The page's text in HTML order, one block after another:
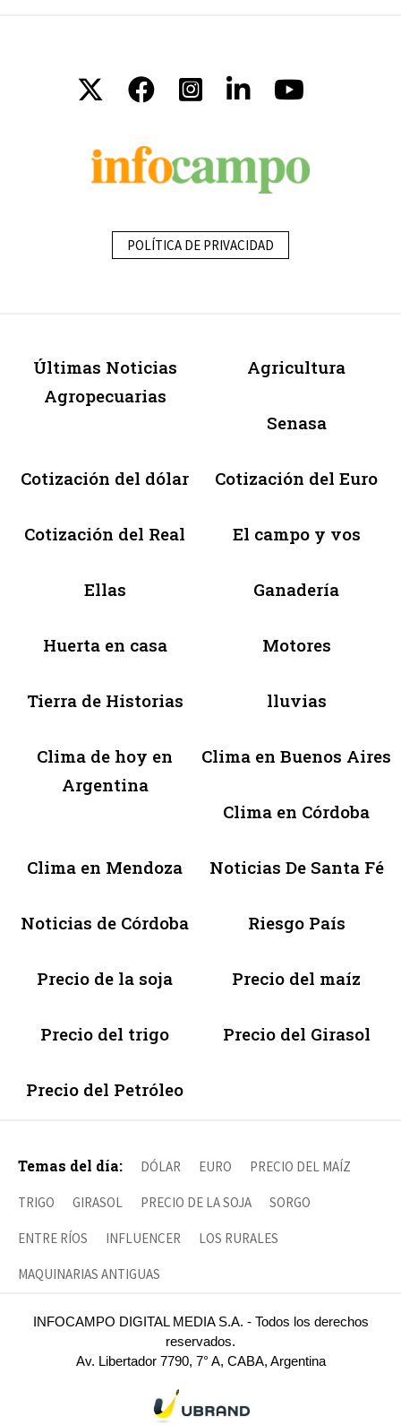
POLÍTICA DE PRIVACIDAD
Últimas Noticias
Agropecuarias
Agricultura
Senasa
Cotización del dólar Cotización del Euro
Cotización del Real El campo y vos
Ellas Ganadería
Huerta en casa Motores
Tierra de Historias lluvias
Clima de hoy en
Argentina
Clima en Buenos Aires
Clima en Córdoba
Clima en Mendoza Noticias De Santa Fé
Noticias de Córdoba Riesgo País
Precio de la soja Precio del maíz
Precio del trigo Precio del Girasol
Precio del Petróleo
Temas del día: DÓLAR EURO PRECIO DEL MAÍZ
TRIGO GIRASOL PRECIO DE LA SOJA SORGO
ENTRE RÍOS INFLUENCER LOS RURALES
MAQUINARIAS ANTIGUAS
INFOCAMPO DIGITAL MEDIA S.A. - Todos los derechos
reservados.
Av. Libertador 7790, 7° A, CABA, Argentina